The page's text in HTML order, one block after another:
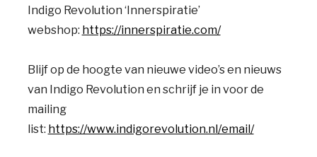
Indigo Revolution ‘Innerspiratie’
webshop: https://innerspiratie.com/
Blijf op de hoogte van nieuwe video’s en nieuws
van Indigo Revolution en schrijf je in voor de
mailing
list: https://www.indigorevolution.nl/email/